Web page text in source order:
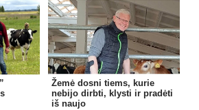
Žemė dosni tiems, kurie
nebijo dirbti, klysti ir pradėti
iš naujo